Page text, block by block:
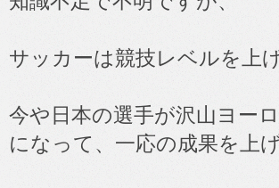
サッカーは競技レベルを上
今や日本の選手が沢山ヨー
になって、一応の成果を上